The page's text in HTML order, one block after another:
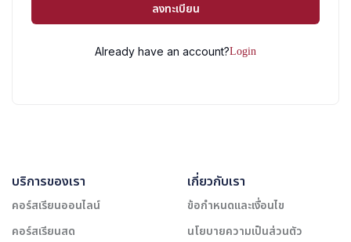
ลงทะเบียน
Already have an account?Login
บริการของเรา
คอร์สเรียนออนไลน์
คอร์สเรียนสด
เกี่ยวกับเรา
ข้อกำหนดและเงื่อนไข
นโยบายความเป็นส่วนตัว